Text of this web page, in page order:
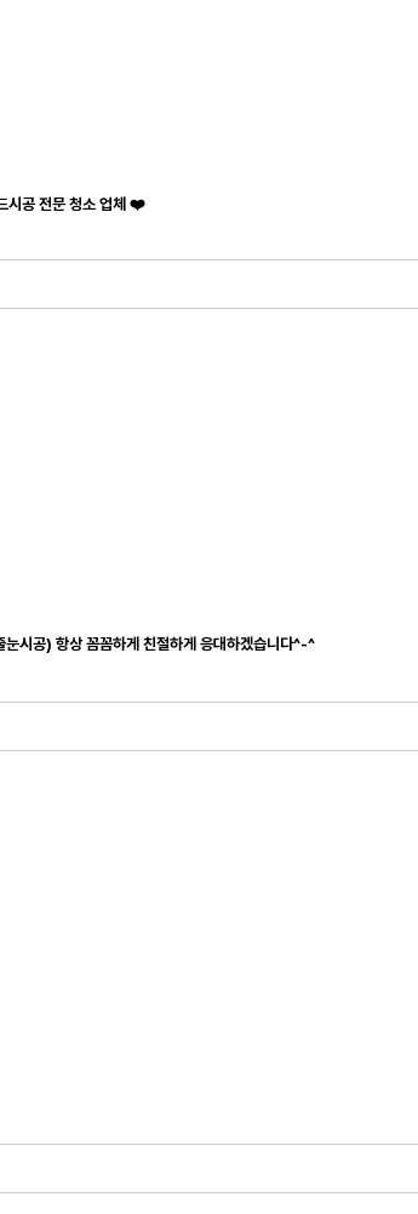
시공 전문 청소 업체 ❤️
시공) 항상 꼼꼼하게 친절하게 응대하겠습니다^-^